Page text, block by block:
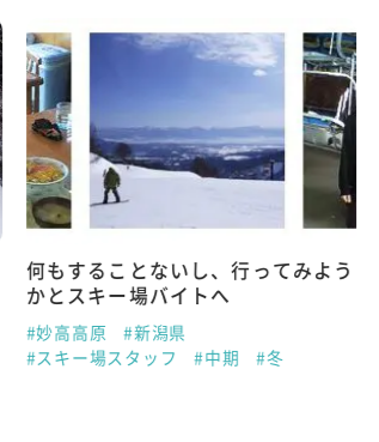
何もすることないし、行ってみよう
かとスキー場バイトへ
#妙高高原
#新潟県
#スキー場スタッフ
#中期 #冬